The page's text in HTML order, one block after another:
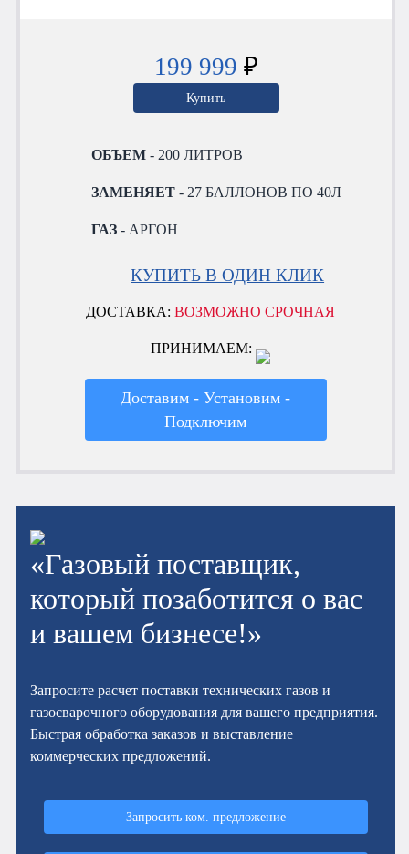
199 999 ₽
Купить
ОБЪЕМ - 200 ЛИТРОВ
ЗАМЕНЯЕТ - 27 БАЛЛОНОВ ПО 40Л
ГАЗ - АРГОН
КУПИТЬ В ОДИН КЛИК
ДОСТАВКА:ВОЗМОЖНО СРОЧНАЯ
ПРИНИМАЕМ:
Доставим - Установим -
Подключим
«Газовый поставщик,
который позаботится о вас
и вашем бизнесе!»
Запросите расчет поставки технических газов и
газосварочного оборудования для вашего предприятия.
Быстрая обработка заказов и выставление
коммерческих предложений.
Запросить ком. предложение